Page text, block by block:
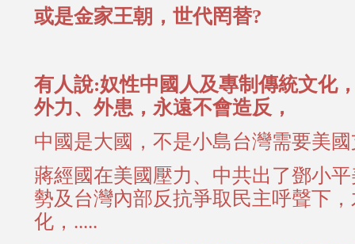
或是金家王朝，世代罔替?
有人說:奴性中國人及專制傳統文化
外力、外患，永遠不會造反，
中國是大國，不是小島台灣需要美
蔣經國在美國壓力、中共出了鄧小
勢及台灣內部反抗爭取民主呼聲下
化，.....